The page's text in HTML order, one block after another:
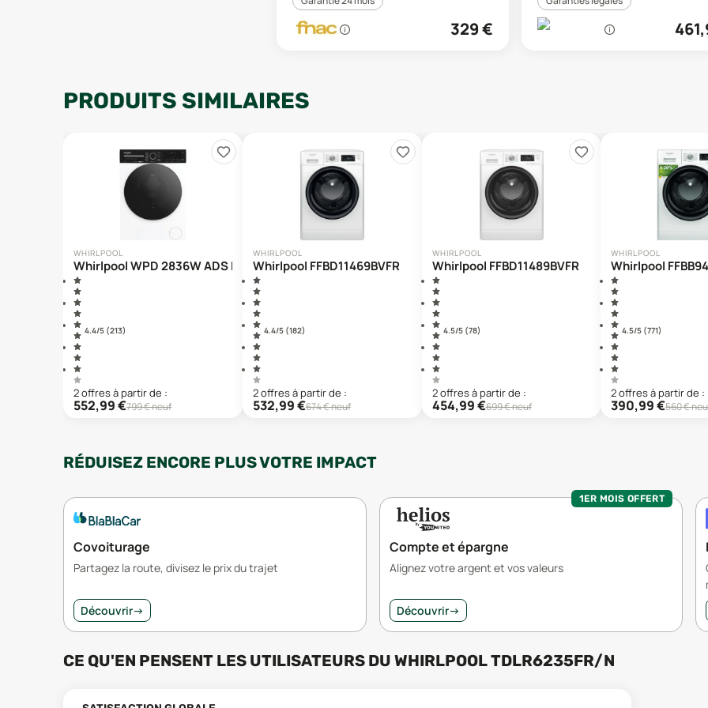
329€
PRODUITS SIMILAIRES
WHIRLPOOL
Whirlpool WPD 2836W ADS FR
4.4/5 (213)
2offresà partir de :
552,99€799€ neuf
WHIRLPOOL
Whirlpool FFBD11469BVFR
4.4/5 (182)
2offresà partir de :
532,99€674€ neuf
WHIRLPOOL
Whirlpool FFBD11489BVFR
4.5/5 (78)
2offresà partir de :
454,99€699€ neuf
WHIRLPOOL
Whirlpool
4.5/5 (771)
2offresà partir de :
390,99€560€
RÉDUISEZ ENCORE PLUS VOTRE IMPACT
Covoiturage
Partagez la route, divisez le prix du trajet
Découvrir→
1ER MOIS OFFERT
Compte et épargne
Alignez votre argent et vos valeurs
Découvrir→
CE QU'EN PENSENT LES UTILISATEURS DU WHIRLPOOL TDLR6235FR/N